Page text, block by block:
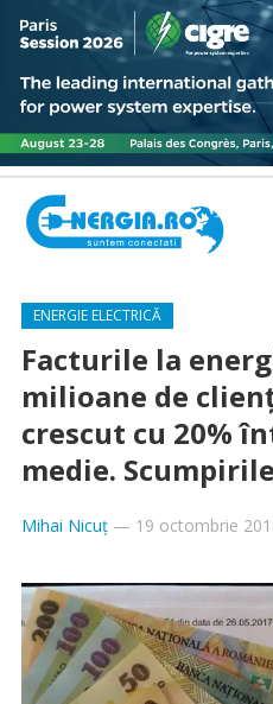
ENERGIE ELECTRICĂ
Facturile la
milioane de
crescut cu 20%
medie.
Mihai Nicuț— 19 octombrie